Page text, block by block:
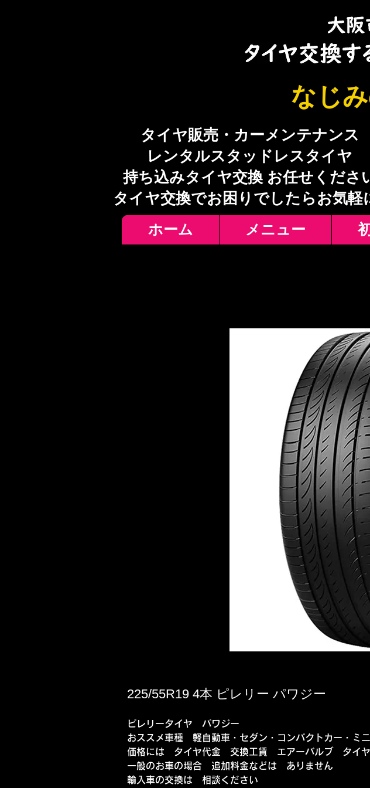
なじ
タイヤ販売・カーメンテナンス
レンタルスタッドレスタイヤ
持ち込みタイヤ交換 お任せくださ
タイヤ交換でお困りでしたらお気軽
ホーム メニュー
225/55R19 4本 ピレリー パワジー
ピレリータイヤ パワジー
おススメ車種 軽自動車・セダン・コンパクトカー・ミ
価格には タイヤ代金 交換工賃 エアーバルブ タイヤ
一般のお車の場合 追加料金などは ありません
輸入車の交換は 相談ください